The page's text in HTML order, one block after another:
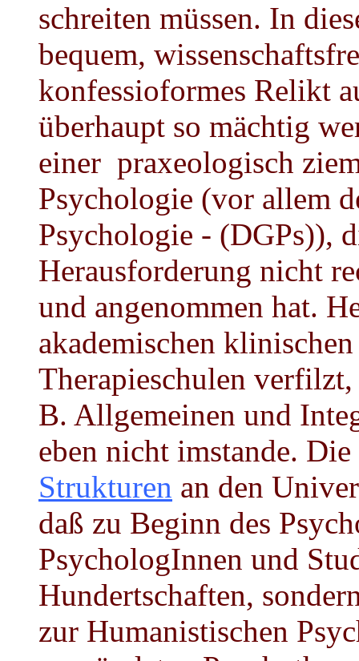
schreiten müssen. In
bequem,
konfessioformes Relikt
überhaupt so mächtig
einer praxeologisch
Psychologie (vor allem
Psychologie - (DGPs)),
Herausforderung nicht
und angenommen hat.
akademischen
Therapieschulen
B. Allgemeinen und
eben nicht imstande.
Strukturen an den
daß zu Beginn des
PsychologInnen und
Hundertschaften,
zur Humanistischen